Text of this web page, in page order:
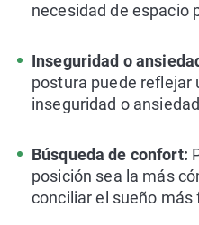
necesidad de espacio
Inseguridad o
postura puede reflejar
inseguridad o
Búsqueda de confort:
posición sea la más
conciliar el sueño